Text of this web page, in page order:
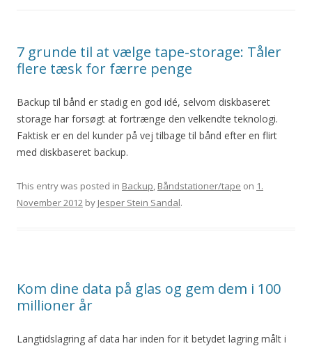
7 grunde til at vælge tape-storage: Tåler
flere tæsk for færre penge
Backup til bånd er stadig en god idé, selvom diskbaseret
storage har forsøgt at fortrænge den velkendte teknologi.
Faktisk er en del kunder på vej tilbage til bånd efter en flirt
med diskbaseret backup.
This entry was posted in Backup, Båndstationer/tape on 1.
November 2012 by Jesper Stein Sandal.
Kom dine data på glas og gem dem i 100
millioner år
Langtidslagring af data har inden for it betydet lagring målt i